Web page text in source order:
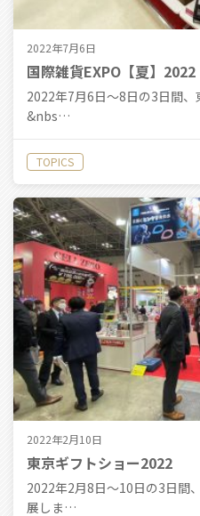
2022年7月6日
国際雑貨EXPO【夏】2022
2022年7月6日〜8日の3日間
&nbs…
TOPICS
2022年2月10日
東京ギフトショー2022
2022年2月8日〜10日の3日間
展しま…